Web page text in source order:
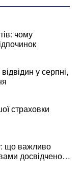
чому
у серпні,
страховки
що важливо
досвідченої